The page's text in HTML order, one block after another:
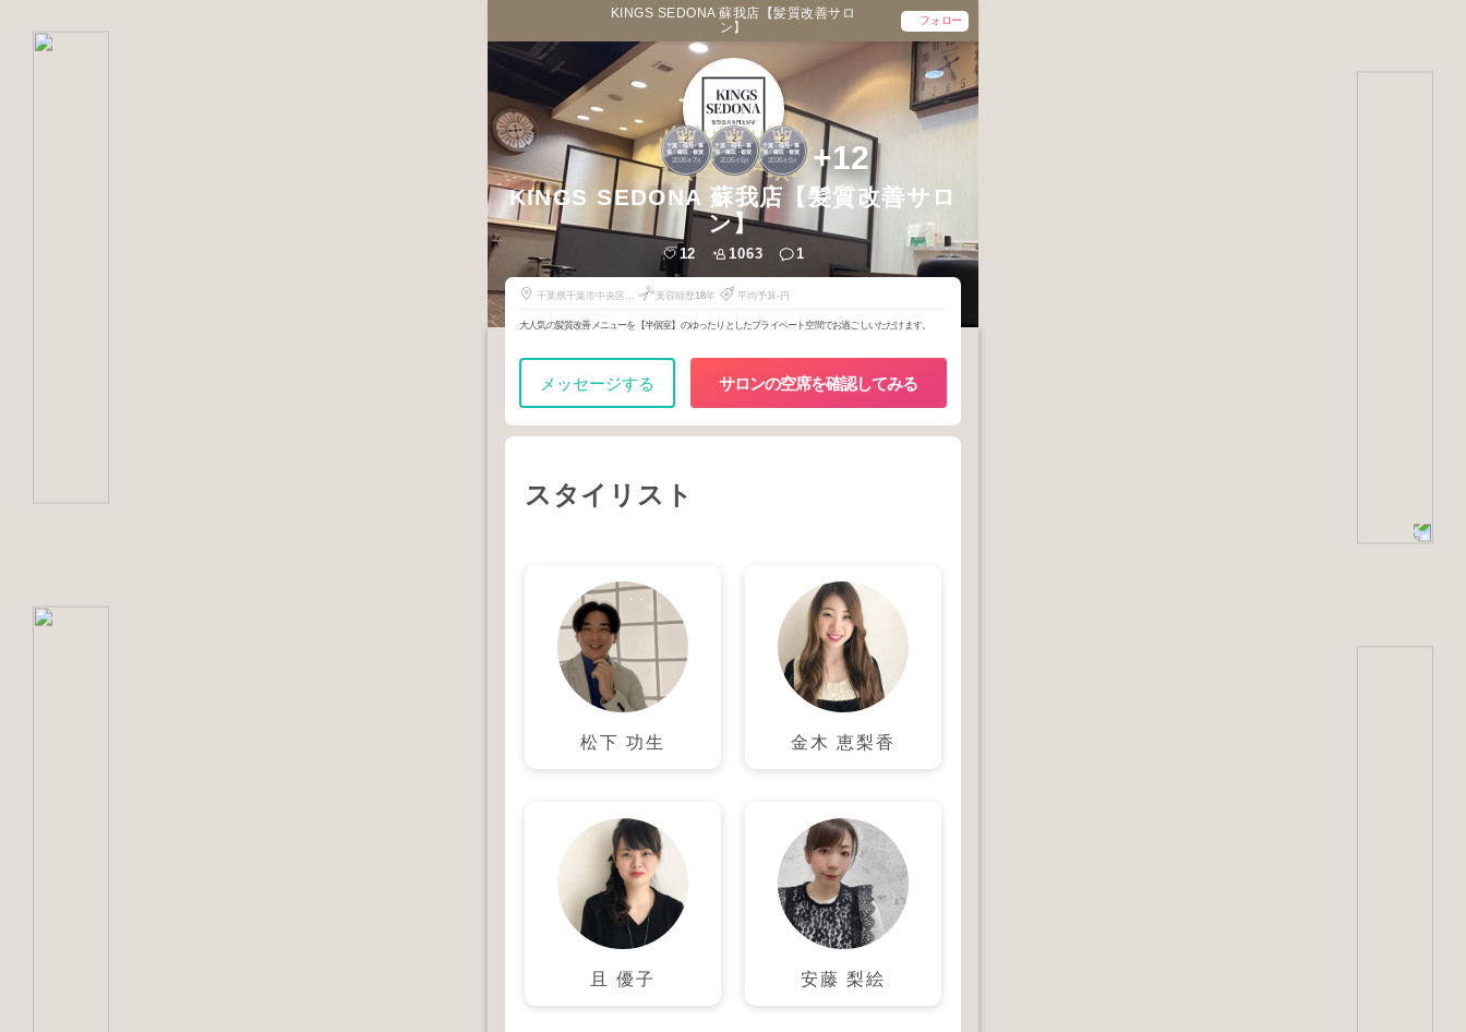
KINGS SEDONA 蘇我店【髪質改善サロ
ン】
フォロー
2
千葉・稲毛・幕
張・鎌取・都賀
2026年7月
2
千葉・稲毛・幕
張・鎌取・都賀
2026年6月
2
千葉・稲毛・幕
張・鎌取・都賀
2026年5月 +12
KINGS SEDONA 蘇我店【髪質改善サロ
ン】
12 1063 1
千葉県千葉市中央区宮
美容師歴18年 平均予算-円
大人気の髪質改善メニューを【半個室】のゆったりとしたプライベート空間でお過ごしいただけます。
メッセージする サロンの空席を確認してみる
スタイリスト
松下 功生 金木 恵梨香
且 優子 安藤 梨絵